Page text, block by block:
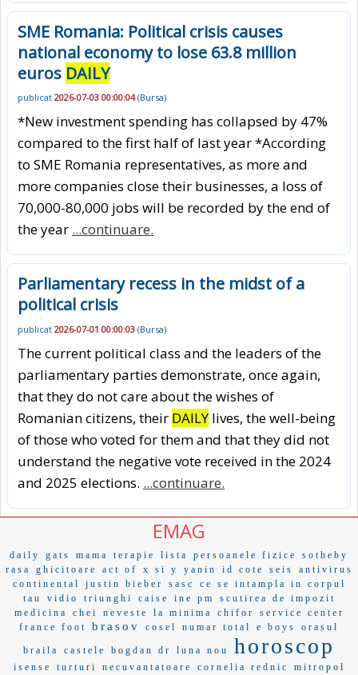
SME Romania: Political crisis causes
national economy to lose 63.8 million
euros DAILY
publicat 2026-07-03 00:00:04(Bursa)
*New investment spending has collapsed by 47%
compared to the first half of last year *According
to SME Romania representatives, as more and
more companies close their businesses, a loss of
70,000-80,000 jobs will be recorded by the end of
the year ...continuare.
Parliamentary recess in the midst of a
political crisis
publicat 2026-07-01 00:00:03 (Bursa)
The current political class and the leaders of the
parliamentary parties demonstrate, once again,
that they do not care about the wishes of
Romanian citizens, their DAILY lives, the well-being
of those who voted for them and that they did not
understand the negative vote received in the 2024
and 2025 elections. ...continuare.
EMAG
daily gats mama terapie lista persoanele fizice
sotheby
rasa
ghicitoare act of x si y yanin id cote seis
antivirus
continental
justin bieber sasc
ce se intampla in corpul
tau
vidio triunghi caise ine pm
scutirea de impozit
medicina
chei neveste la minima chifor
service center
france foot
brasov cosel numar total e boys orasul
braila castele bogdan dr luna nou horoscop
isense turturi necuvantatoare cornelia rednic mitropol